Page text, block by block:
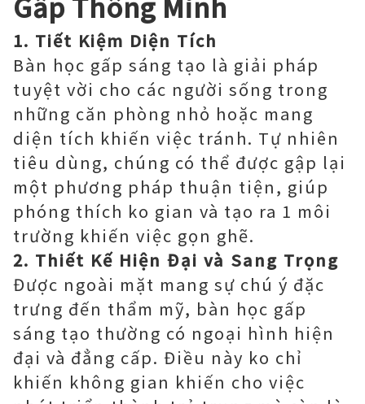
1. Tiết Kiệm Diện Tích
Bàn học gấp sáng tạo là giải pháp
tuyệt vời cho các người sống trong
những căn phòng nhỏ hoặc mang
diện tích khiến việc tránh. Tự nhiên
tiêu dùng, chúng có thể được gập lại
một phương pháp thuận tiện, giúp
phóng thích ko gian và tạo ra 1 môi
trường khiến việc gọn ghẽ.
2. Thiết Kế Hiện Đại và Sang Trọng
Được ngoài mặt mang sự chú ý đặc
trưng đến thẩm mỹ, bàn học gấp
sáng tạo thường có ngoại hình hiện
đại và đẳng cấp. Điều này ko chỉ
khiến không gian khiến cho việc